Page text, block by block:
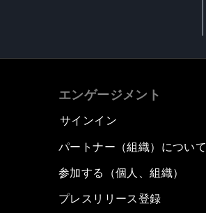
エンゲージメント
サインイン
パートナー（組織）について
参加する（個人、組織）
プレスリリース登録